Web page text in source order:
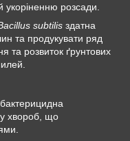
укоріненню розсади.
subtilis здатна
та продукувати ряд
та розвиток ґрунтових
хвороб, що